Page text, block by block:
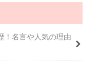
！名言や人気の理由